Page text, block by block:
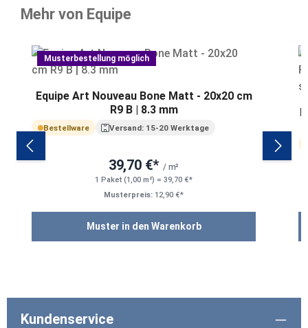
Mehr von Equipe
Musterbestellung möglich
Equipe Art Nouveau Bone Matt - 20x20 cm
R9 B | 8.3 mm
Bestellware Versand: 15-20 Werktage
39,70 €* / m²
1 Paket (1,00 m²) = 39,70 €*
Musterpreis: 12,90 €*
Muster in den Warenkorb
Kundenservice